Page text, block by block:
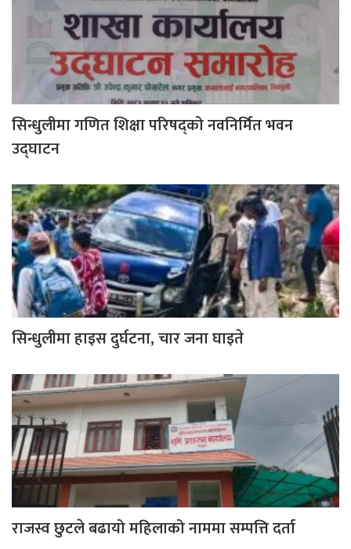
सिन्धुलीमा गणित शिक्षा परिषद्को नवनिर्मित भवन
उद्घाटन
सिन्धुलीमा हाइस दुर्घटना, चार जना घाइते
राजस्व छुटले बढायो महिलाको नाममा सम्पत्ति दर्ता